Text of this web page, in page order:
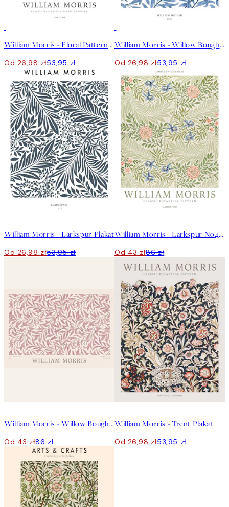
William Morris - Floral Pattern Plakat
Od 26,98 zł53,95 zł
William Morris - Willow Bough No2 Plakat
Od 26,98 zł53,95 zł
William Morris - Larkspur Plakat
Od 26,98 zł53,95 zł
William Morris - Larkspur No4 Plakat
Od 43 zł86 zł
William Morris - Willow Bough Pink Landscape Plakat
Od 43 zł86 zł
William Morris - Trent Plakat
Od 26,98 zł53,95 zł